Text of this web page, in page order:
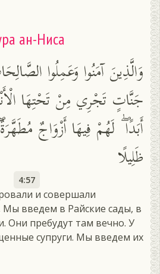
ан-Ниса
وَالَّذِينَ آمَنُوا وَعَمِلُوا
جَنَّاتٍ تَجْرِي مِنْ تَحْتِهَا
أَبَدًا ۖ لَهُمْ فِيهَا أَزْوَاجٌ
ظَلِيلًا
4:57
и совершали
Мы введем в Райские сады, в
Они пребудут там вечно. У
супруги. Мы введем их